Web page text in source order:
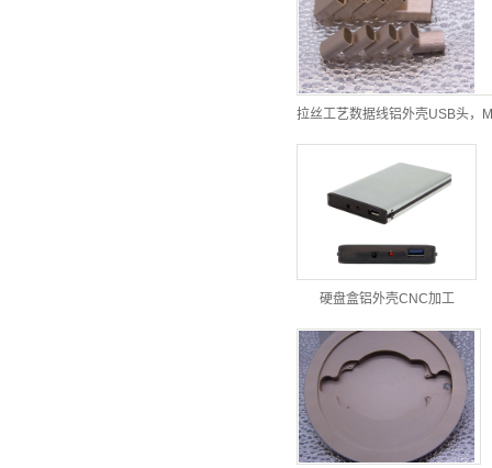
拉丝工艺数据线铝外壳USB头，
硬盘盒铝外壳CNC加工